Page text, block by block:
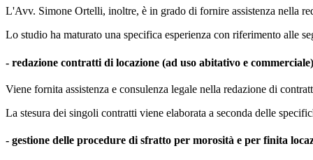
L'Avv. Simone Ortelli, inoltre, è in grado di fornire assistenza nella
Lo studio ha maturato una specifica esperienza con riferimento alle
- redazione contratti di locazione (ad uso abitativo e commerciale)
Viene fornita assistenza e consulenza legale nella redazione di
La stesura dei singoli contratti viene elaborata a seconda delle
- gestione delle procedure di sfratto per morosità e per finita